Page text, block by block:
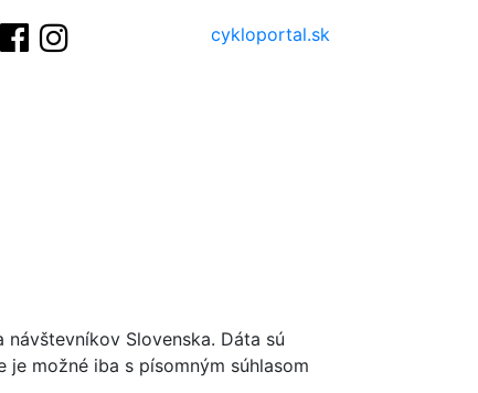
cykloportal.sk
Slovenska. Dáta sú
možné iba s písomným súhlasom